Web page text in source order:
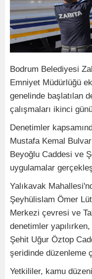
Bodrum Belediyesi
Emniyet Müdürlüğü
genelinde başlatılan
çalışmaları ikinci
Denetimler
Mustafa Kemal
Beyoğlu Caddesi ve
uygulamalar
Yalıkavak
Şeyhülislam Ömer
Merkezi çevresi ve
denetimler
Şehit Uğur Öztop
şeridinde düzenleme
Yetkililer, kamu